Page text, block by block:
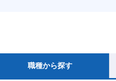
職種から探す